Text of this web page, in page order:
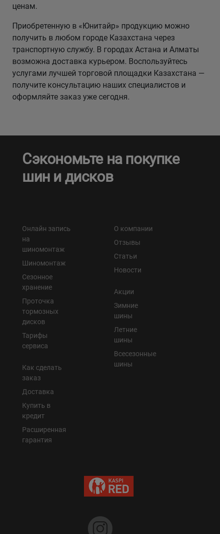
ценам.
Приобретенную в «Юнитайр» продукцию можно
получить в любом городе Казахстана через
транспортную службу. В городах Астана и Алматы
возможна доставка курьером. Воспользуйтесь
услугами лучшей торговой площадки Казахстана —
получите консультацию наших специалистов и
оформляйте заказ уже сегодня.
Сэкономьте на покупке
шин и дисков
Онлайн запись
на
шиномонтаж
Шиномонтаж
Сезонное
хранение
Проточка
тормозных
дисков
Тарифы
сервиса
Как сделать
заказ
Доставка
Купить в
кредит
Расширенная
гарантия
О компании
Отзывы
Статьи
Новости
Акции
Зимние
шины
Летние
шины
Всесезонные
шины